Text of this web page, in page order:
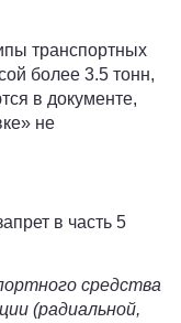
транспортных
более 3.5 тонн,
в документе,
не
в часть 5
средства
(радиальной,